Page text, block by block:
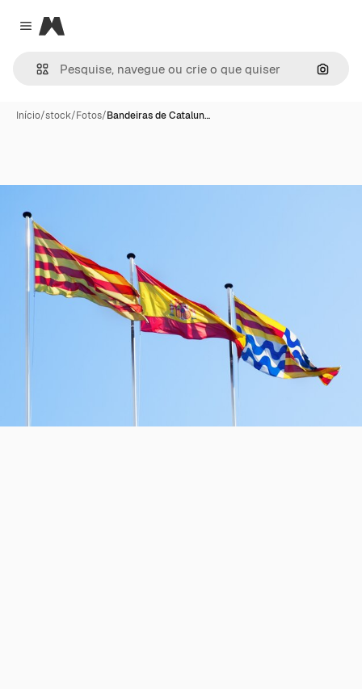
Close menu
Magnific
Início/stock/Fotos/Bandeiras de Catalun…